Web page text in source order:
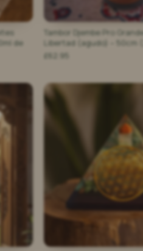
de
Tambor Djembe Pro
Libertad (agudo) – 50cm
£62.95